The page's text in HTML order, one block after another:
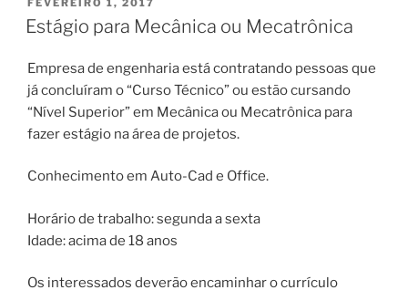
EM
FEVEREIRO 1, 2017
Estágio para Mecânica ou Mecatrônica
Empresa de engenharia está contratando pessoas que
já concluíram o “Curso Técnico” ou estão cursando
“Nível Superior” em Mecânica ou Mecatrônica para
fazer estágio na área de projetos.
Conhecimento em Auto-Cad e Office.
Horário de trabalho: segunda a sexta
Idade: acima de 18 anos
Os interessados deverão encaminhar o currículo